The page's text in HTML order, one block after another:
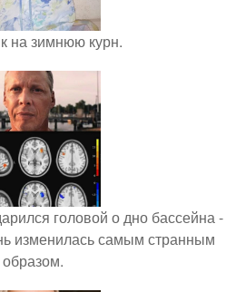
на зимнюю курн.
головой о дно бассейна -
изменилась самым странным
образом.